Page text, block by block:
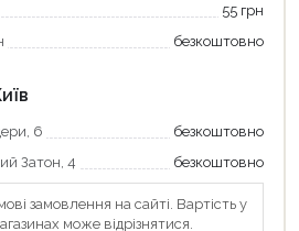
55 грн
безкоштовно
6
безкоштовно
Затон, 4
безкоштовно
замовлення на сайті. Вартість у
може відрізнятися.